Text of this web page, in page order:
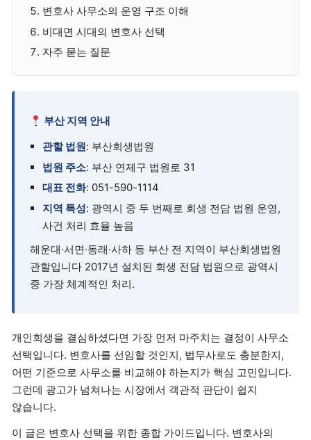
변호사 사무소의 운영 구조 이해
비대면 시대의 변호사 선택
자주 묻는 질문
부산 지역 안내
관할 법원: 부산회생법원
법원 주소: 부산 연제구 법원로 31
대표 전화: 051-590-1114
지역 특성: 광역시 중 두 번째로 회생 전담 법원 운영,
사건 처리 효율 높음
해운대·서면·동래·사하 등 부산 전 지역이 부산회생법원
관할입니다 2017년 설치된 회생 전담 법원으로 광역시
중 가장 체계적인 처리.
개인회생을 결심하셨다면 가장 먼저 마주치는 결정이 사무소
선택입니다. 변호사를 선임할 것인지, 법무사로도 충분한지,
어떤 기준으로 사무소를 비교해야 하는지가 핵심 고민입니다.
그런데 광고가 넘쳐나는 시장에서 객관적 판단이 쉽지
않습니다.
이 글은 변호사 선택을 위한 종합 가이드입니다. 변호사의